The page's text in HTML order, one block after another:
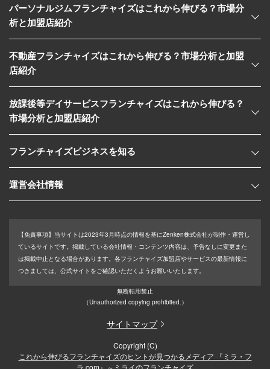
パーソナルジムフランチャイズはこれから伸びる？市場分
析と加盟店紹介
不動産フランチャイズはこれから伸びる？市場分析と加盟
店紹介
放課後等デイサービスフランチャイズはこれから伸びる？
市場分析と加盟店紹介
フランチャイズビジネスを知る
運営会社情報
【免責事項】 当サイトは2023年3月時点の情報を基にZenken株式会社が制作・運営し
ているサイトです。掲載している会社情報・コンテンツ内容は、予告なしに変更また
は掲載中止となる場合があります。各フランチャイズ加盟店やサービスの最新情報に
つきましては、公式サイトをご確認いただくようお願いいたします。
無断転用禁止
（Unauthorized copying prohibited.）
サイトマップ
Copyright (C)
これから伸びるフランチャイズのヒントが見つかるメディア 『ミラ・フ
ラ.com』～ミライのフランチャイズ